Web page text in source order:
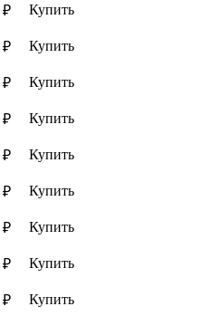
₽
Купить
₽
Купить
₽
Купить
₽
Купить
₽
Купить
₽
Купить
₽
Купить
₽
Купить
₽
Купить